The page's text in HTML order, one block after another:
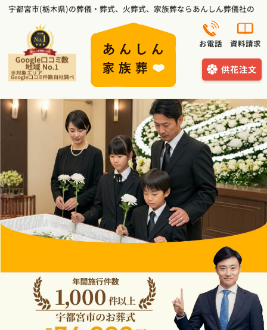
宇都宮市(栃木県)の葬儀・葬式、火葬式、家族葬ならあんしん葬儀社の「
お電話 資料請求
供花注文